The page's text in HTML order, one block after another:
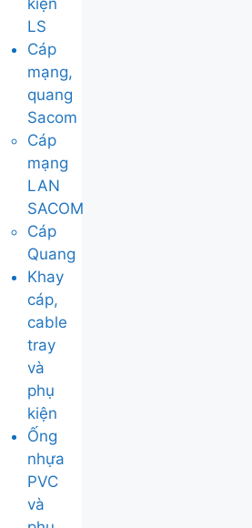
kiện
LS
Cáp
mạng,
quang
Sacom
Cáp
mạng
LAN
SACOM
Cáp
Quang
Khay
cáp,
cable
tray
và
phụ
kiện
Ống
nhựa
PVC
và